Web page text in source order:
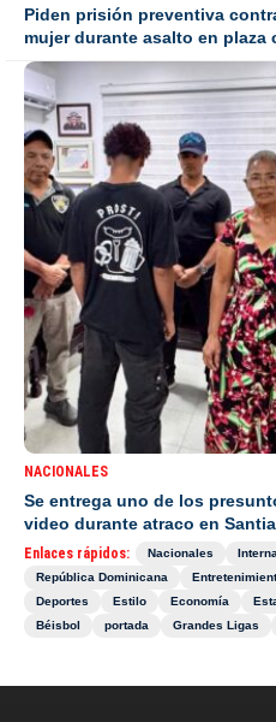
Piden prisión preventiva
mujer durante asalto en plaza
NACIONALES
Se entrega uno de los
video durante atraco en
Enlaces rápidos: Nacionales
República Dominicana
Deportes
Estilo Economía
Béisbol
portada Grandes Ligas